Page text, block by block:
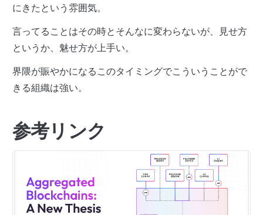
にきたという雰囲気。
言ってることはその時とそんなに変わらないが、見せ方
というか、魅せ方が上手い。
界隈が賑やかになるこのタイミングでこういうことがで
きる組織は強い。
参考リンク